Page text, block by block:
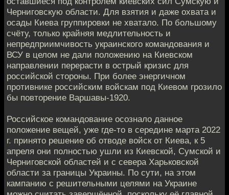
Черниговскую области. Для взятия и даже охвата и
осады Киева группировки не хватало. По большому
счёту, только крайняя медлительность и
непредприимчивость украинского командования и
ВСУ в целом не дали положению на Киевском
направлении перерасти в острый кризис для
российской стороны. При более энергичном
противнике российским войскам под Киевом грозило
бы повторение Варшавы-1920.
Российское командование осознало данное
положение вещей, уже где-то в середине марта 2022
г. принято решение об отводе войск от Киева, к 5
апреля они полностью ушли из Киевской, Сумской и
Черниговской областей и с севера Харьковской
области за границы Украины. По сути, на этом
кампанию с решительными целями на Украине